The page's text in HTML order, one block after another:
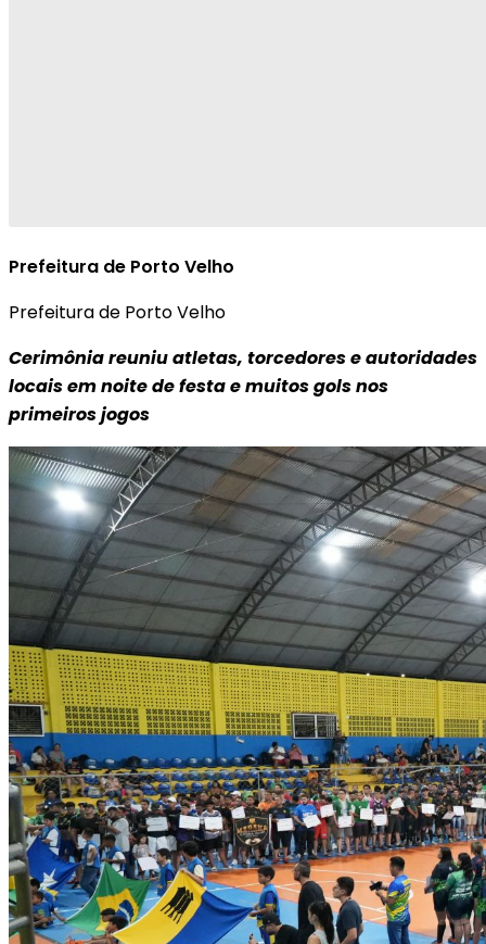
Prefeitura de Porto Velho
Prefeitura de Porto Velho
Cerimônia reuniu atletas, torcedores e autoridades
locais em noite de festa e muitos gols nos
primeiros jogos